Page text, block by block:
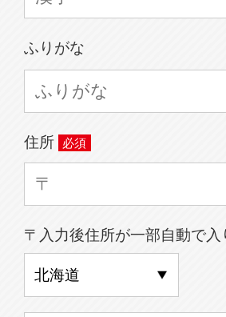
ふりがな
住所
〒入力後住所が一部自動で入